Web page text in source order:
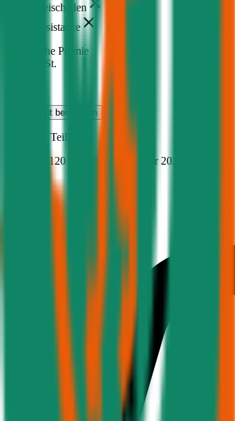
Freischaden
Assistance
Monatliche Prämie
inkl. mVSt.
Haftpflicht berechnen
Q5, Teilkasko
163.1 PS/120 KW, diesel, Baujahr 2020,